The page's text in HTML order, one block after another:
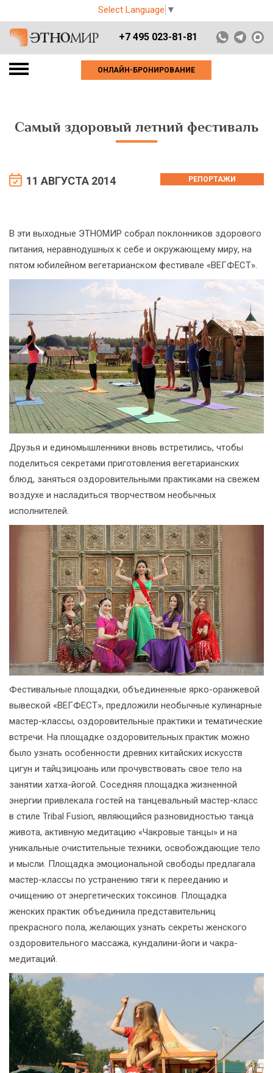
Select Language ▼
+7 495 023-81-81
ОНЛАЙН-БРОНИРОВАНИЕ
Самый здоровый летний фестиваль
11 АВГУСТА 2014 РЕПОРТАЖИ
В эти выходные ЭТНОМИР собрал поклонников здорового
питания, неравнодушных к себе и окружающему миру, на
пятом юбилейном вегетарианском фестивале «ВЕГФЕСТ».
Друзья и единомышленники вновь встретились, чтобы
поделиться секретами приготовления вегетарианских
блюд, заняться оздоровительными практиками на свежем
воздухе и насладиться творчеством необычных
исполнителей.
Фестивальные площадки, объединенные ярко-оранжевой
вывеской «ВЕГФЕСТ», предложили необычные кулинарные
мастер-классы, оздоровительные практики и тематические
встречи. На площадке оздоровительных практик можно
было узнать особенности древних китайских искусств
цигун и тайцзицюань или прочувствовать свое тело на
занятии хатха-йогой. Соседняя площадка жизненной
энергии привлекала гостей на танцевальный мастер-класс
в стиле Tribal Fusion, являющийся разновидностью танца
живота, активную медитацию «Чакровые танцы» и на
уникальные очистительные техники, освобождающие тело
и мысли. Площадка эмоциональной свободы предлагала
мастер-классы по устранению тяги к перееданию и
очищению от энергетических токсинов. Площадка
женских практик объединила представительниц
прекрасного пола, желающих узнать секреты женского
оздоровительного массажа, кундалини-йоги и чакра-
медитаций.